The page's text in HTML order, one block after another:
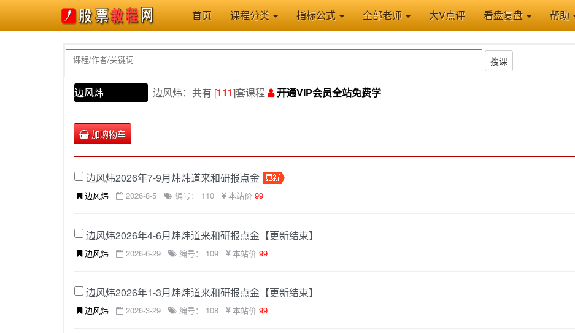
首页 课程分类 指标公式 全部老师 大V点评 看盘复盘 帮助
搜课
边风炜 边风炜：共有 [111]套课程 开通VIP会员全站免费学
加购物车
边风炜2026年7-9月炜炜道来和研报点金
边风炜 2026-8-5 编号： 110 本站价 99
边风炜2026年4-6月炜炜道来和研报点金【更新结束】
边风炜 2026-6-29 编号： 109 本站价 99
边风炜2026年1-3月炜炜道来和研报点金【更新结束】
边风炜 2026-3-29 编号： 108 本站价 99